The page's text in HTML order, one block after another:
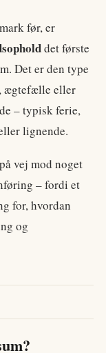
før, er
det første
Det er den type
ægtefælle eller
– typisk ferie,
lignende.
vej mod noget
– fordi et
for, hvordan
og